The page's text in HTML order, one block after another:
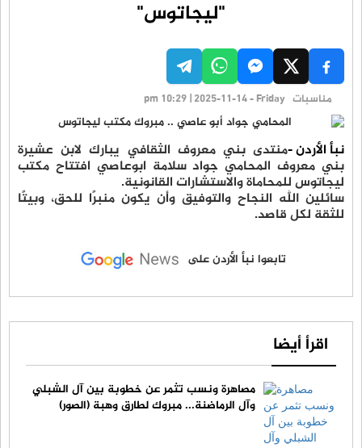
"ليجاتوس"
مناسبات pm 10:29 | 2025-11-14 - Friday
نبأ الأردن -منتدى بني معروف الثقافي يبارك لابن عشيرة
بني معروف المحامي جواد سلامة ابوعاصي افتتاح مكتب
ليجاتوس للمحاماة والاستشارات القانونية.
سائلين الله النجاح والتوفيق وأن يكون منبرًا للحق، وبيتًا
للثقة لكل قاصد.
تابعوا نبأ الأردن على
اقرأ أيضا
مصاهرة ونسب تثمر عن خطوبة بين آل الشبلي
وآل الرماضنة... مبروك لطارق وهبة (الصور)